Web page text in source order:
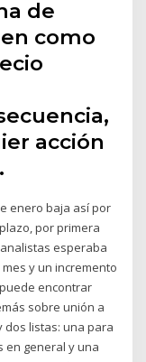
de
como
acción
enero baja así por
por primera
esperaba
y un incremento
encontrar
sobre unión a
dos listas: una para
en general y una